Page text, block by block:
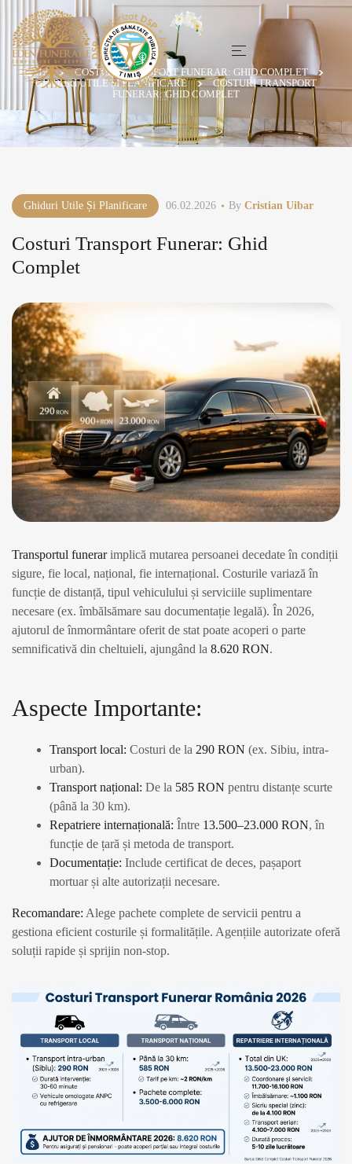
HOME
COSTURI TRANSPORT FUNERAR: GHID COMPLET
GHIDURI UTILE ȘI PLANIFICARE
COSTURI TRANSPORT
FUNERAR: GHID COMPLET
Ghiduri Utile Și Planificare By Cristian Uibar
06.02.2026
Costuri Transport Funerar: Ghid
Complet
Transportul funerarimplică mutarea persoanei decedate în condiții
sigure, fie local, național, fie internațional. Costurile variază în
funcție de distanță, tipul vehiculului și serviciile suplimentare
necesare (ex. îmbălsămare sau documentație legală). În 2026,
ajutorul de înmormântare oferit de stat poate acoperi o parte
semnificativă din cheltuieli, ajungând la 8.620 RON.
Aspecte Importante:
Transport local: Costuri de la 290 RON (ex. Sibiu, intra-
urban).
Transport național: De la 585 RON pentru distanțe scurte
(până la 30 km).
Repatriere internațională: Între 13.500–23.000 RON, în
funcție de țară și metoda de transport.
Documentație: Include certificat de deces, pașaport
mortuar și alte autorizații necesare.
Recomandare: Alege pachete complete de servicii pentru a
gestiona eficient costurile și formalitățile. Agențiile autorizate oferă
soluții rapide și sprijin non-stop.